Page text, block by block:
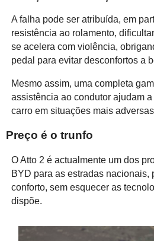
A falha pode ser atribuída, em
resistência ao rolamento,
se acelera com violência,
pedal para evitar desconfortos a
Mesmo assim, uma completa
assistência ao condutor ajudam
carro em situações mais
Preço é o trunfo
O Atto 2 é actualmente um dos
BYD para as estradas nacionais,
conforto, sem esquecer as
dispõe.